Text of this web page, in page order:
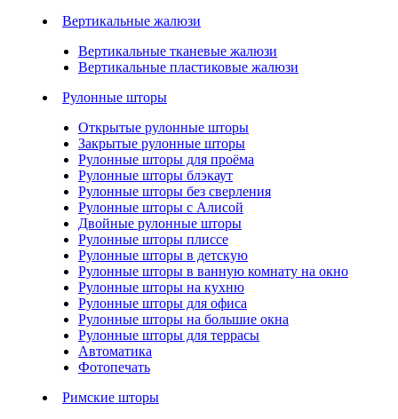
Вертикальные жалюзи
Вертикальные тканевые жалюзи
Вертикальные пластиковые жалюзи
Рулонные шторы
Открытые рулонные шторы
Закрытые рулонные шторы
Рулонные шторы для проёма
Рулонные шторы блэкаут
Рулонные шторы без сверления
Рулонные шторы с Алисой
Двойные рулонные шторы
Рулонные шторы плиссе
Рулонные шторы в детскую
Рулонные шторы в ванную комнату на окно
Рулонные шторы на кухню
Рулонные шторы для офиса
Рулонные шторы на большие окна
Рулонные шторы для террасы
Автоматика
Фотопечать
Римские шторы